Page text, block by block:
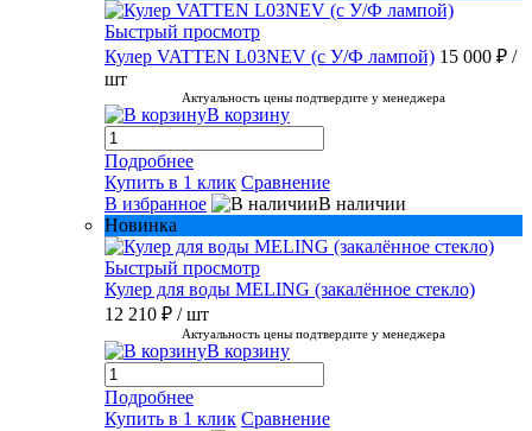
Быстрый просмотр
Кулер VATTEN L03NEV (с У/Ф лампой) 15 000 ₽ /
шт
Актуальность цены подтвердите у менеджера
В корзину
Подробнее
Купить в 1 клик Сравнение
В избранное
В наличии
Новинка
Быстрый просмотр
Кулер для воды MELING (закалённое стекло)
12 210 ₽ / шт
Актуальность цены подтвердите у менеджера
В корзину
Подробнее
Купить в 1 клик Сравнение